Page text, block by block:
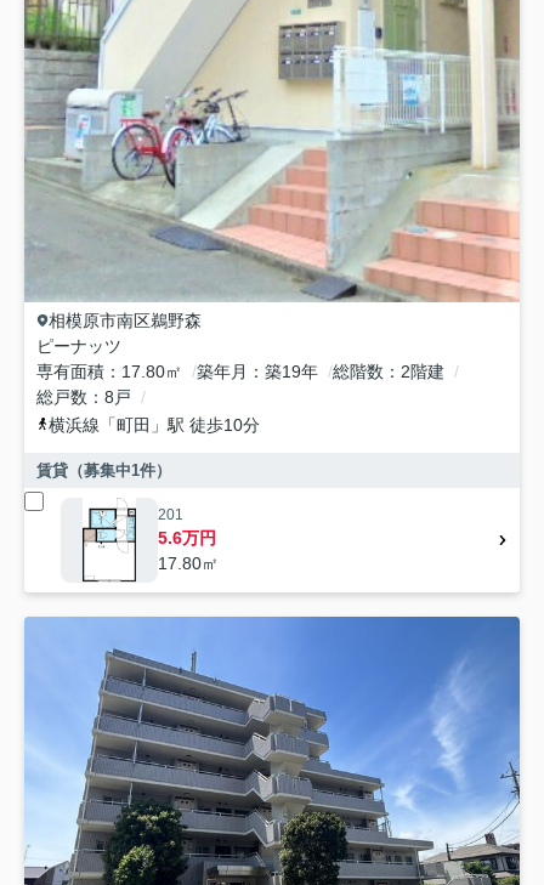
相模原市南区鵜野森
ピーナッツ
専有面積
17.80㎡ 築年月 築19年 総階数
2階建
総戸数
8戸
横浜線 「町田 」駅 徒歩10分
賃貸（募集中1件）
201
5.6万円
17.80㎡